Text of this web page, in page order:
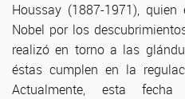
Houssay (1887-1971),
Nobel por los
realizó en torno a las
éstas cumplen en la
Actualmente, esta